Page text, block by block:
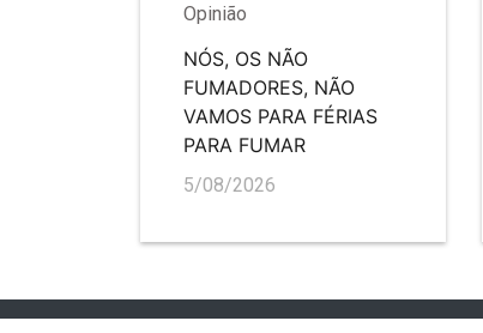
Opinião
NÓS, OS NÃO
FUMADORES, NÃO
VAMOS PARA FÉRIAS
PARA FUMAR
5/08/2026